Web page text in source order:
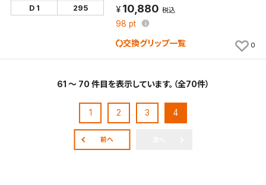
D 1 295 10,880 税込
98 pt
交換グリップ一覧 0
61 ～ 70 件目を表示しています。（全70件）
前へ
1 2 3 4